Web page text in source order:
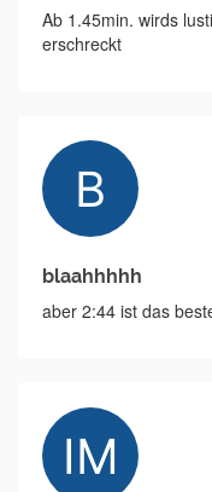
Ab 1.45min. wirds
erschreckt
blaahhhhh
aber 2:44 ist das